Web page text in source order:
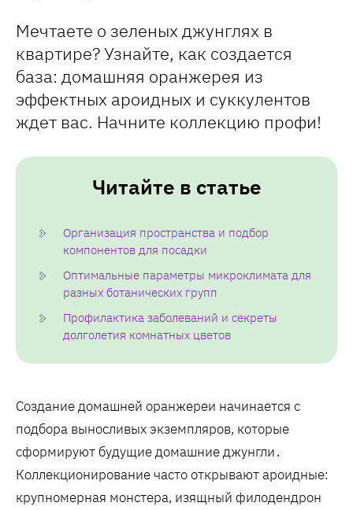
Мечтаете о зеленых джунглях в
квартире? Узнайте, как создается
база: домашняя оранжерея из
эффектных ароидных и суккулентов
ждет вас. Начните коллекцию профи!
Читайте в статье
Организация пространства и подбор
компонентов для посадки
Оптимальные параметры микроклимата для
разных ботанических групп
Профилактика заболеваний и секреты
долголетия комнатных цветов
Создание домашней оранжереи начинается с
подбора выносливых экземпляров‚ которые
сформируют будущие домашние джунгли․
Коллекционирование часто открывают ароидные:
крупномерная монстера‚ изящный филодендрон